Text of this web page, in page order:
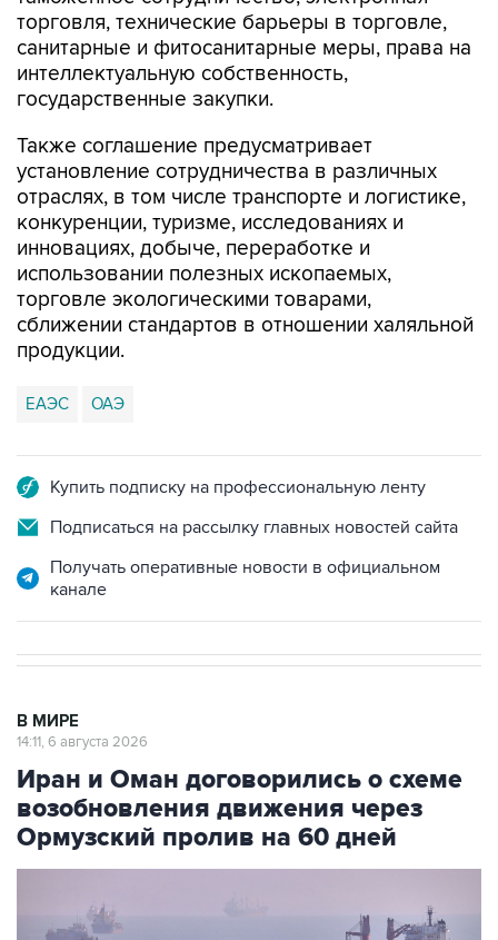
торговля, технические барьеры в торговле,
санитарные и фитосанитарные меры, права на
интеллектуальную собственность,
государственные закупки.
Также соглашение предусматривает
установление сотрудничества в различных
отраслях, в том числе транспорте и логистике,
конкуренции, туризме, исследованиях и
инновациях, добыче, переработке и
использовании полезных ископаемых,
торговле экологическими товарами,
сближении стандартов в отношении халяльной
продукции.
ЕАЭС ОАЭ
Купить подписку на профессиональную ленту
Подписаться на рассылку главных новостей сайта
Получать оперативные новости в официальном
канале
В МИРЕ
14:11, 6 августа 2026
Иран и Оман договорились о схеме
возобновления движения через
Ормузский пролив на 60 дней